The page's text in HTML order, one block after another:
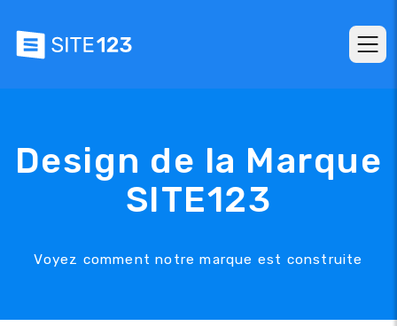
Design de la Marque
SITE123
Voyez comment notre marque est construite